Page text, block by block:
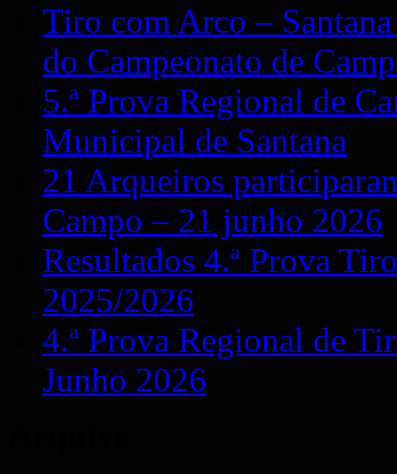
Tiro com Arco –
do Campeonato de
5.ª Prova Regional de
Municipal de Santana
21 Arqueiros
Campo – 21 junho 2026
Resultados 4.ª Prova
2025/2026
4.ª Prova Regional de
Junho 2026